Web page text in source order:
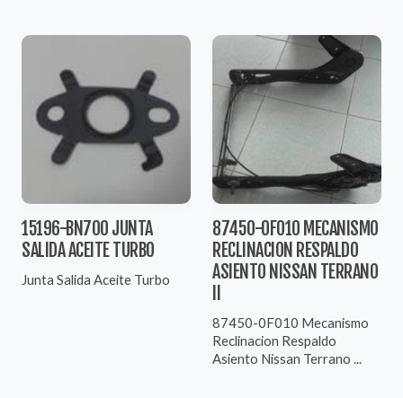
15196-BN700 JUNTA
SALIDA ACEITE TURBO
Junta Salida Aceite Turbo
87450-0F010 MECANISMO
RECLINACION RESPALDO
ASIENTO NISSAN TERRANO
87450-0F010 Mecanismo
Reclinacion Respaldo
Asiento Nissan Terrano ...